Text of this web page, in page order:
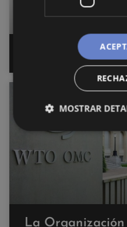
Origen de la
La
MOSTRAR